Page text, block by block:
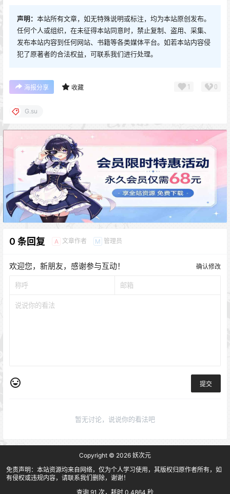
声明： 本站所有文章，如无特殊说明或标注，均为本站原创发布。
任何个人或组织，在未征得本站同意时，禁止复制、盗用、采集、
发布本站内容到任何网站、书籍等各类媒体平台。如若本站内容侵
犯了原著者的合法权益，可联系我们进行处理。
海报分享 收藏 1 0
G.su
0 条回复 A 文章作者 M 管理员
欢迎您，新朋友，感谢参与互动！ 确认修改
提交
暂无讨论，说说你的看法吧
Copyright © 2026 妖次元
免责声明：本站资源均来自网络，仅为个人学习使用，其版权归原作者所有，如
有侵权或违规内容，请联系我们删除，谢谢！
查询 91 次，耗时 0.4864 秒